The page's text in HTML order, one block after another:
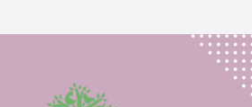
事 酪農役立ちコラム イベント／
ス 誌上展示会